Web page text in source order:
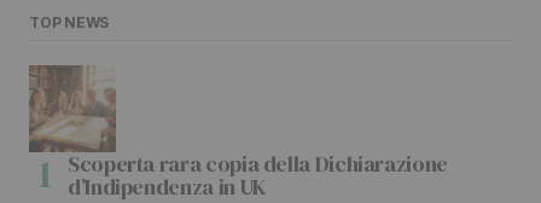
TOP NEWS
Scoperta rara copia della Dichiarazione
d’Indipendenza in UK